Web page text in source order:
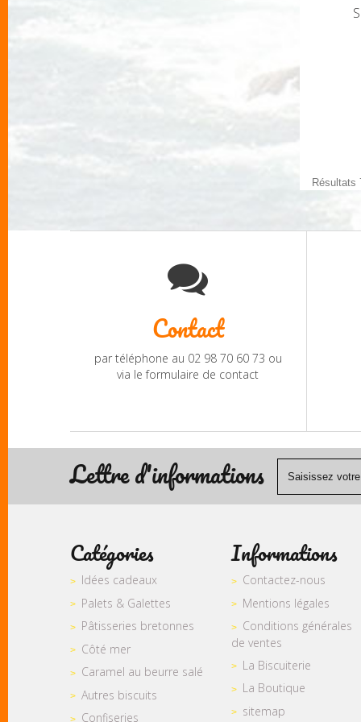
Résultats
Contact
par téléphone au 02 98 70 60 73 ou
via le formulaire de contact
Lettre d'informations
Catégories
Idées cadeaux
Palets & Galettes
Pâtisseries bretonnes
Côté mer
Caramel au beurre salé
Autres biscuits
Confiseries
Informations
Contactez-nous
Mentions légales
Conditions générales
de ventes
La Biscuiterie
La Boutique
sitemap